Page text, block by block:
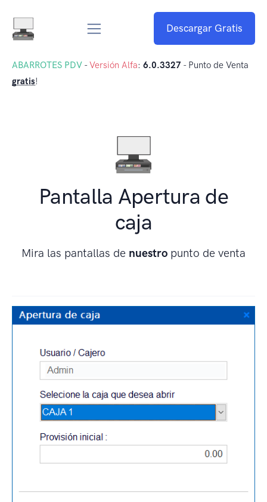
Descargar Gratis
ABARROTES PDV -Versión Alfa: 6.0.3327 - Punto de Venta
gratis!
Pantalla Apertura de
caja
Mira las pantallas de nuestro punto de venta